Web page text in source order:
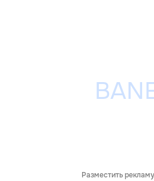
Разместить